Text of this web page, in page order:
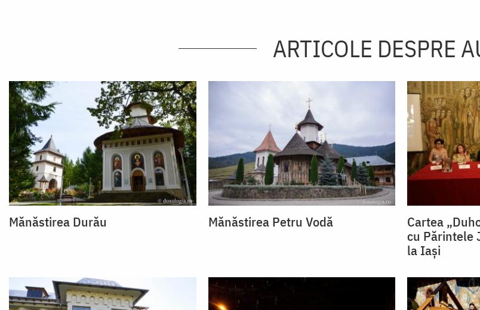
ARTICOLE DESPRE
Mănăstirea Durău Mănăstirea Petru Vodă
Cartea
cu Părintele
la Iași